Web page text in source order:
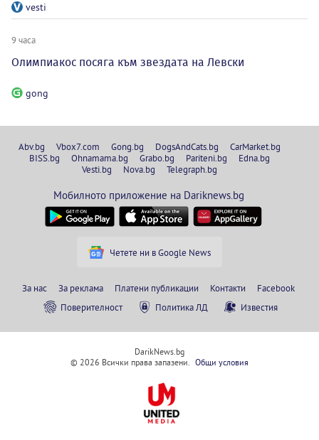
vesti
9 часа
Олимпиакос посяга към звездата на Левски
gong
Abv.bg Vbox7.com Gong.bg DogsAndCats.bg
CarMarket.bg
BISS.bg
Ohnamama.bg Grabo.bg Pariteni.bg
Edna.bg
Vesti.bg
Nova.bg Telegraph.bg
Мобилното приложение на Dariknews.bg
Четете ни в Google News
За нас За реклама Платени публикации Контакти
Facebook
Поверителност
Политика ЛД Известия
DarikNews.bg
© 2026 Всички права запазени. Общи условия